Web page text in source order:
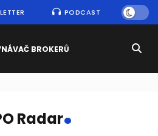
PODCAST
BROKERŮ
Radar.